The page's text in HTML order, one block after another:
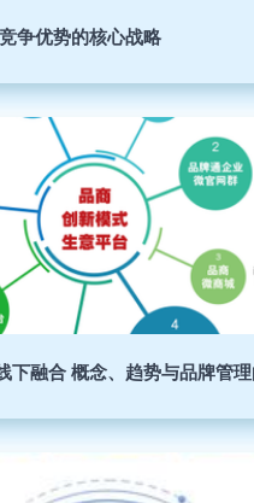
争优势的核心战略
下融合 概念、趋势与品牌管